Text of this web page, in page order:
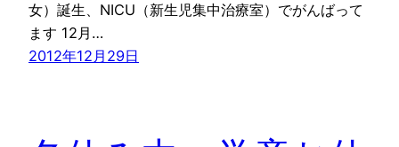
女）誕生、NICU（新生児集中治療室）でがんばって
ます 12月…
2012年12月29日